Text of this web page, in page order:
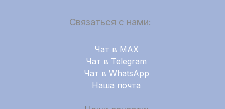
Связаться с нами:
Чат в MAX
Чат в Telegram
Чат в WhatsApp
Наша почта